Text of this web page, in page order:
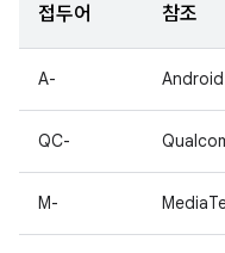
접두어 참조
A- Android
QC-
M-